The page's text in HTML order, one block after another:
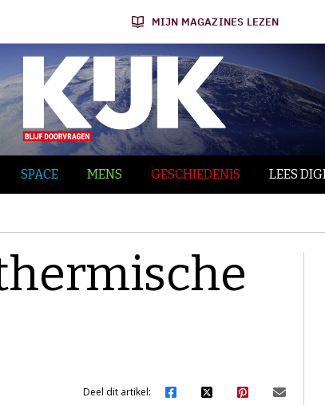
MIJN MAGAZINES LEZEN
SPACE MENS GESCHIEDENIS LEES
Deel dit artikel: